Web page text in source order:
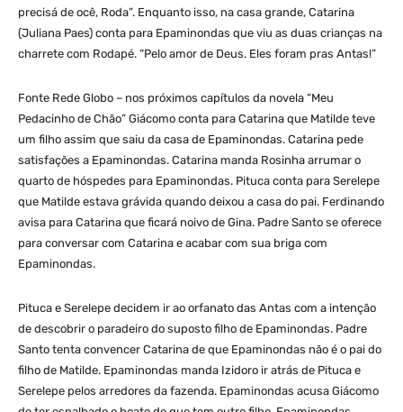
precisá de ocê, Roda”. Enquanto isso, na casa grande, Catarina
(Juliana Paes) conta para Epaminondas que viu as duas crianças na
charrete com Rodapé. “Pelo amor de Deus. Eles foram pras Antas!”
Fonte Rede Globo – nos próximos capítulos da novela “Meu
Pedacinho de Chão” Giácomo conta para Catarina que Matilde teve
um filho assim que saiu da casa de Epaminondas. Catarina pede
satisfações a Epaminondas. Catarina manda Rosinha arrumar o
quarto de hóspedes para Epaminondas. Pituca conta para Serelepe
que Matilde estava grávida quando deixou a casa do pai. Ferdinando
avisa para Catarina que ficará noivo de Gina. Padre Santo se oferece
para conversar com Catarina e acabar com sua briga com
Epaminondas.
Pituca e Serelepe decidem ir ao orfanato das Antas com a intenção
de descobrir o paradeiro do suposto filho de Epaminondas. Padre
Santo tenta convencer Catarina de que Epaminondas não é o pai do
filho de Matilde. Epaminondas manda Izidoro ir atrás de Pituca e
Serelepe pelos arredores da fazenda. Epaminondas acusa Giácomo